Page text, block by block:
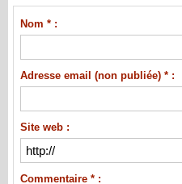
Nom * :
Adresse email (non publiée) * :
Site web :
Commentaire * :